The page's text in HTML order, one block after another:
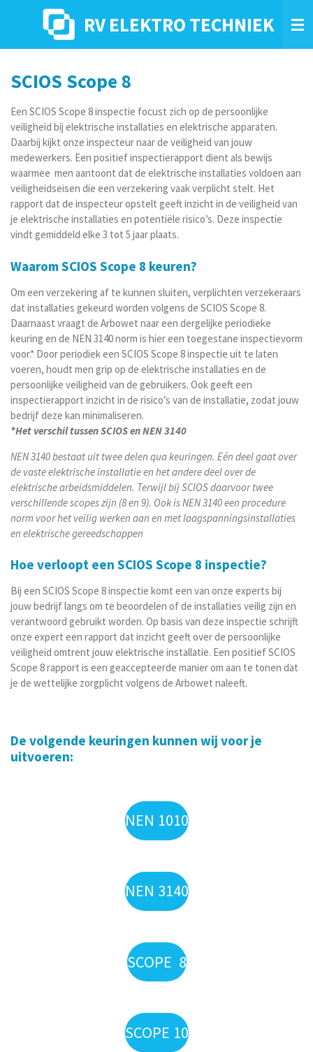
hoofdinhoud
RV ELEKTRO TECHNIEK
SCIOS Scope 8
Een SCIOS Scope 8 inspectie focust zich op de persoonlijke
veiligheid bij elektrische installaties en elektrische apparaten.
Daarbij kijkt onze inspecteur naar de veiligheid van jouw
medewerkers. Een positief inspectierapport dient als bewijs
waarmee men aantoont dat de elektrische installaties voldoen aan
veiligheidseisen die een verzekering vaak verplicht stelt. Het
rapport dat de inspecteur opstelt geeft inzicht in de veiligheid van
je elektrische installaties en potentiële risico’s. Deze inspectie
vindt gemiddeld elke 3 tot 5 jaar plaats.
Waarom SCIOS Scope 8 keuren?
Om een verzekering af te kunnen sluiten, verplichten verzekeraars
dat installaties gekeurd worden volgens de SCIOS Scope 8.
Daarnaast vraagt de Arbowet naar een dergelijke periodieke
keuring en de NEN 3140 norm is hier een toegestane inspectievorm
voor.* Door periodiek een SCIOS Scope 8 inspectie uit te laten
voeren, houdt men grip op de elektrische installaties en de
persoonlijke veiligheid van de gebruikers. Ook geeft een
inspectierapport inzicht in de risico’s van de installatie, zodat jouw
bedrijf deze kan minimaliseren.
*Het verschil tussen SCIOS en NEN 3140
NEN 3140 bestaat uit twee delen qua keuringen. Eén deel gaat over
de vaste elektrische installatie en het andere deel over de
elektrische arbeidsmiddelen. Terwijl bij SCIOS daarvoor twee
verschillende scopes zijn (8 en 9). Ook is NEN 3140 een procedure
norm voor het veilig werken aan en met laagspanningsinstallaties
en elektrische gereedschappen
Hoe verloopt een SCIOS Scope 8 inspectie?
Bij een SCIOS Scope 8 inspectie komt een van onze experts bij
jouw bedrijf langs om te beoordelen of de installaties veilig zijn en
verantwoord gebruikt worden. Op basis van deze inspectie schrijft
onze expert een rapport dat inzicht geeft over de persoonlijke
veiligheid omtrent jouw elektrische installatie. Een positief SCIOS
Scope 8 rapport is een geaccepteerde manier om aan te tonen dat
je de wettelijke zorgplicht volgens de Arbowet naleeft.
De volgende keuringen kunnen wij voor je
uitvoeren:
NEN 1010
NEN 3140
SCOPE 8
SCOPE 10